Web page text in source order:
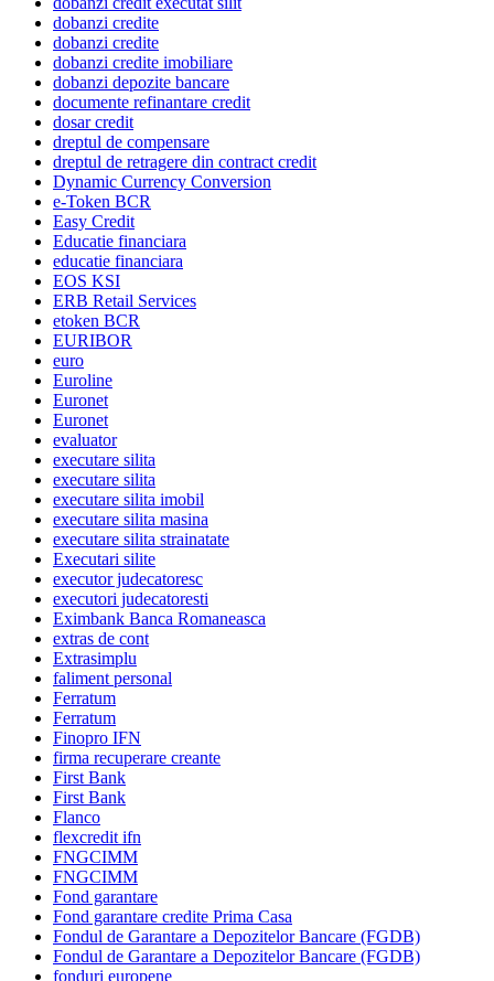
dobanzi credite
dobanzi credite
dobanzi credite imobiliare
dobanzi depozite bancare
documente refinantare credit
dosar credit
dreptul de compensare
dreptul de retragere din contract credit
Dynamic Currency Conversion
e-Token BCR
Easy Credit
Educatie financiara
educatie financiara
EOS KSI
ERB Retail Services
etoken BCR
EURIBOR
euro
Euroline
Euronet
Euronet
evaluator
executare silita
executare silita
executare silita imobil
executare silita masina
executare silita strainatate
Executari silite
executor judecatoresc
executori judecatoresti
Eximbank Banca Romaneasca
extras de cont
Extrasimplu
faliment personal
Ferratum
Ferratum
Finopro IFN
firma recuperare creante
First Bank
First Bank
Flanco
flexcredit ifn
FNGCIMM
FNGCIMM
Fond garantare
Fond garantare credite Prima Casa
Fondul de Garantare a Depozitelor Bancare (FGDB)
Fondul de Garantare a Depozitelor Bancare (FGDB)
fonduri europene